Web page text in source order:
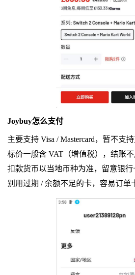
Joybuy怎么支付
主要支持 Visa / Mastercard，暂不支
标价一般含 VAT（增值税），结账不
扣款货币以当地币种为准，留意银行
别用过期 / 余额不足的卡，容易订单